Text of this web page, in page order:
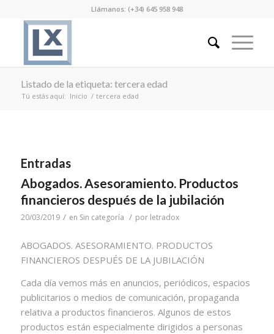
Llámanos: (+34) 645 958 948
Listado de la etiqueta: tercera edad
Tú estás aquí: Inicio / tercera edad
Entradas
Abogados. Asesoramiento. Productos
financieros después de la jubilación
20/03/2019 / en Sin categoría / por letradox
ABOGADOS. ASESORAMIENTO. PRODUCTOS
FINANCIEROS DESPUÉS DE LA JUBILACIÓN
Cada día vemos más en anuncios, periódicos, espacios
publicitarios o medios de comunicación, propaganda
relativa a productos financieros. Algunos de estos
productos están especialmente dirigidos a personas